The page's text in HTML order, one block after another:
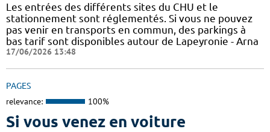
Les entrées des différents sites du CHU et le
stationnement sont réglementés. Si vous ne pouvez
pas venir en transports en commun, des parkings à
bas tarif sont disponibles autour de Lapeyronie - Arna
17/06/2026 13:48
PAGES
relevance: 100%
Si vous venez en voiture